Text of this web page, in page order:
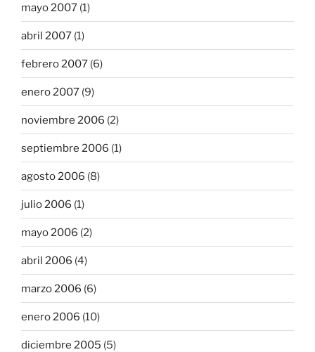
mayo 2007 (1)
abril 2007 (1)
febrero 2007 (6)
enero 2007 (9)
noviembre 2006 (2)
septiembre 2006 (1)
agosto 2006 (8)
julio 2006 (1)
mayo 2006 (2)
abril 2006 (4)
marzo 2006 (6)
enero 2006 (10)
diciembre 2005 (5)